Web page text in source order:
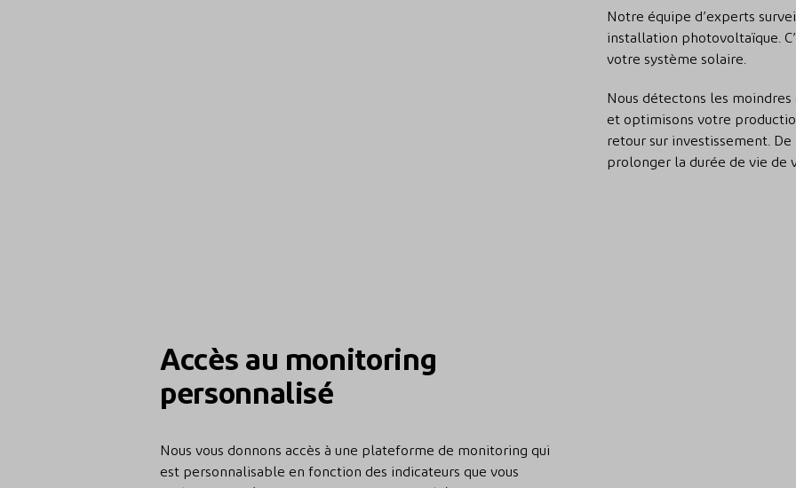
Notre équipe d’experts
installation photovoltaïque.
votre système solaire.
Nous détectons les
et optimisons votre
retour sur investissement.
prolonger la durée de vie de
Accès au monitoring
personnalisé
Nous vous donnons accès à une plateforme de monitoring qui
est personnalisable en fonction des indicateurs que vous